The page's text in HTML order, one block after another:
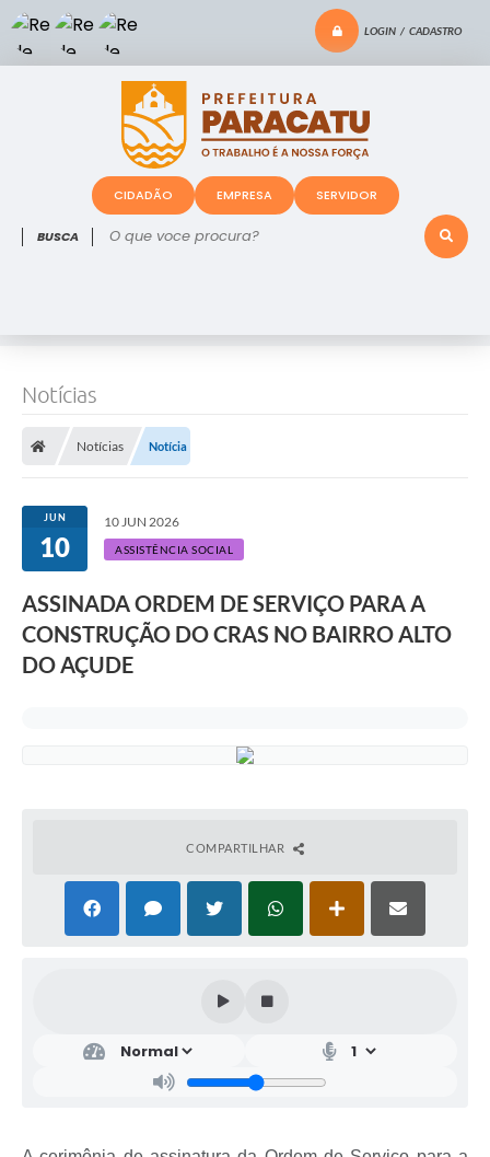
LOGIN / CADASTRO
O que voce procura?
CIDADÃO EMPRESA SERVIDOR
Notícias
Notícias Notícia
JUN
10
10 JUN 2026
ASSISTÊNCIA SOCIAL
ASSINADA ORDEM DE SERVIÇO PARA A
CONSTRUÇÃO DO CRAS NO BAIRRO ALTO
DO AÇUDE
COMPARTILHAR